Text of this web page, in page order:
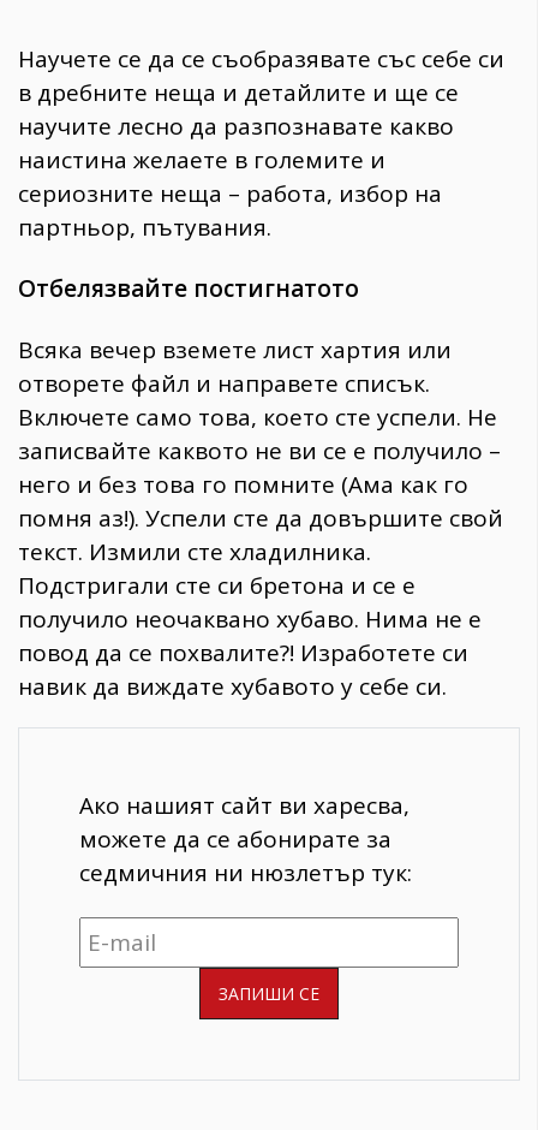
Научете се да се съобразявате със себе си
в дребните неща и детайлите и ще се
научите лесно да разпознавате какво
наистина желаете в големите и
сериозните неща – работа, избор на
партньор, пътувания.
Отбелязвайте постигнатото
Всяка вечер вземете лист хартия или
отворете файл и направете списък.
Включете само това, което сте успели. Не
записвайте каквото не ви се е получило –
него и без това го помните (Ама как го
помня аз!). Успели сте да довършите свой
текст. Измили сте хладилника.
Подстригали сте си бретона и се е
получило неочаквано хубаво. Нима не е
повод да се похвалите?! Изработете си
навик да виждате хубавото у себе си.
Ако нашият сайт ви харесва,
можете да се абонирате за
седмичния ни нюзлетър тук: